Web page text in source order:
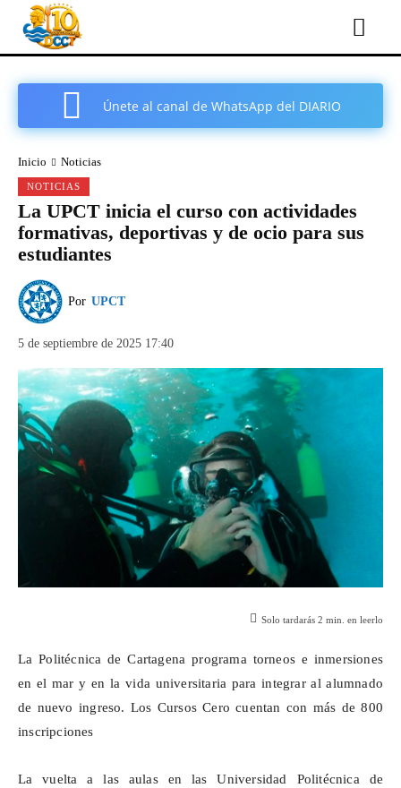
Únete al canal de WhatsApp del DIARIO
Inicio Noticias
NOTICIAS
La UPCT inicia el curso con actividades
formativas, deportivas y de ocio para sus
estudiantes
Por UPCT
5 de septiembre de 2025 17:40
Solo tardarás 2 min. en leerlo
La Politécnica de Cartagena programa torneos e inmersiones
en el mar y en la vida universitaria para integrar al alumnado
de nuevo ingreso. Los Cursos Cero cuentan con más de 800
inscripciones
La vuelta a las aulas en las Universidad Politécnica de